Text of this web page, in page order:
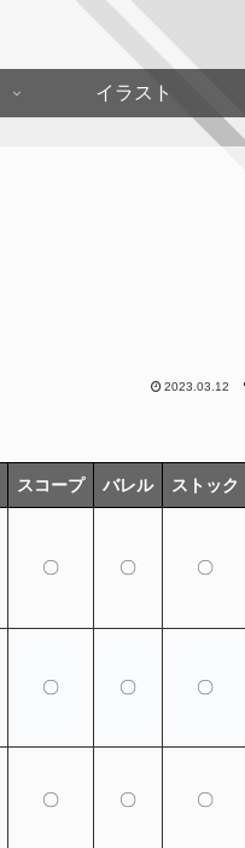
イラスト
2023.03.12
スコープ バレル ストック
〇 〇 〇
〇 〇 〇
〇 〇 〇